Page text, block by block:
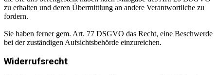
zu erhalten und deren Übermittlung an andere Verantwortliche zu
fordern.
Sie haben ferner gem. Art. 77 DSGVO das Recht, eine Beschwerde
bei der zuständigen Aufsichtsbehörde einzureichen.
Widerrufsrecht